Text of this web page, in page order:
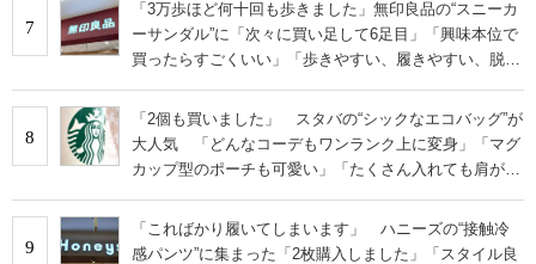
7
「3万歩ほど何十回も歩きました」無印良品の“スニーカ
ーサンダル”に「次々に買い足して6足目」「興味本位で
買ったらすごくいい」「歩きやすい、履きやすい、脱ぎ
8
「2個も買いました」 スタバの“シックなエコバッグ”が
大人気 「どんなコーデもワンランク上に変身」「マグ
カップ型のポーチも可愛い」「たくさん入れても肩が痛
9
「こればかり履いてしまいます」 ハニーズの“接触冷
感パンツ”に集まった「2枚購入しました」「スタイル良